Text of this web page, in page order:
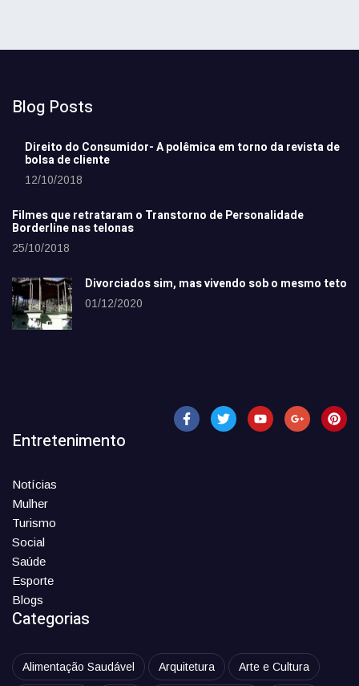
Blog Posts
Direito do Consumidor- A polêmica em torno da revista de
bolsa de cliente
12/10/2018
Filmes que retrataram o Transtorno de Personalidade
Borderline nas telonas
25/10/2018
Divorciados sim, mas vivendo sob o mesmo teto
01/12/2020
Entretenimento
Notícias
Mulher
Turismo
Social
Saúde
Esporte
Blogs
Categorias
Alimentação Saudável Arquitetura Arte e Cultura